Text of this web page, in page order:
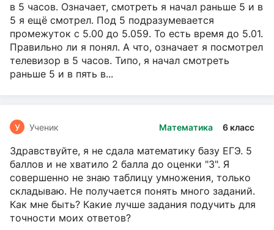
в 5 часов. Означает, смотреть я начал раньше 5 и в
5 я ещё смотрел. Под 5 подразумевается
промежуток с 5.00 до 5.059. То есть время до 5.01.
Правильно ли я понял. А что, означает я посмотрел
телевизор в 5 часов. Типо, я начал смотреть
раньше 5 и в пять в...
Математика 6 класс
У Ученик
Здравствуйте, я не сдала математику базу ЕГЭ. 5
баллов и не хватило 2 балла до оценки "3". Я
совершенно не знаю таблицу умножения, только
складываю. Не получается понять много заданий.
Как мне быть? Какие лучше задания подучить для
точности моих ответов?